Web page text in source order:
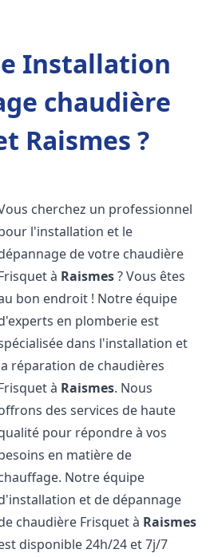
Installation
chaudière
Raismes ?
cherchez un professionnel
l'installation et le
de votre chaudière
à Raismes? Vous êtes
bon endroit ! Notre équipe
en plomberie est
dans l'installation et
réparation de chaudières
à Raismes. Nous
des services de haute
pour répondre à vos
en matière de
Notre équipe
et de dépannage
chaudière Frisquet à Raismes
disponible 24h/24 et 7j/7